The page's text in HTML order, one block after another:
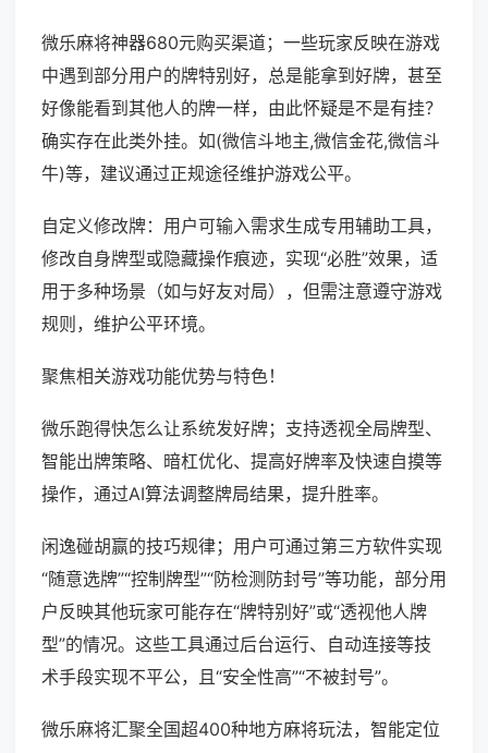
微乐麻将神器680元购买渠道；一些玩家反映在游戏
中遇到部分用户的牌特别好，总是能拿到好牌，甚至
好像能看到其他人的牌一样，由此怀疑是不是有挂？
确实存在此类外挂。如(微信斗地主,微信金花,微信斗
牛)等，建议通过正规途径维护游戏公平。
自定义修改牌：用户可输入需求生成专用辅助工具，
修改自身牌型或隐藏操作痕迹，实现“必胜”效果，适
用于多种场景（如与好友对局），但需注意遵守游戏
规则，维护公平环境。
聚焦相关游戏功能优势与特色！
微乐跑得快怎么让系统发好牌；支持透视全局牌型、
智能出牌策略、暗杠优化、提高好牌率及快速自摸等
操作，通过AI算法调整牌局结果，提升胜率。
闲逸碰胡赢的技巧规律；用户可通过第三方软件实现
“随意选牌”“控制牌型”“防检测防封号”等功能，部分用
户反映其他玩家可能存在“牌特别好”或“透视他人牌
型”的情况。这些工具通过后台运行、自动连接等技
术手段实现不平公，且“安全性高”“不被封号”。
微乐麻将汇聚全国超400种地方麻将玩法，智能定位